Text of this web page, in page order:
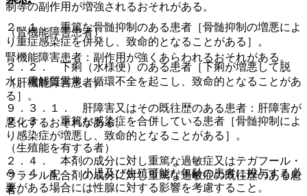
制等の副作用が増強されるおそれがある。
（腎機能障害患者）
腎機能障害患者：副作用が強くあらわれるおそれがある。
（肝機能障害患者）
９．３．１． 肝障害又はその既往歴のある患者：肝障害が
悪化するおそれがある。
（生殖能を有する者）
９．４．１． 小児及び生殖可能な年齢の患者に投与する必
要がある場合には性腺に対する影響を考慮すること。
２．１． 重篤な骨髄抑制のある患者［骨髄抑制の増悪によ
り重症感染症を併発し、致命的となることがある］。
２．２． 下痢（水様便）のある患者［下痢が増悪して脱
水、電解質異常、循環不全を起こし、致命的となることがあ
る］。
２．３． 重篤な感染症を合併している患者［骨髄抑制によ
り感染症が増悪し、致命的となることがある］。
２．４． 本剤の成分に対し重篤な過敏症又はテガフール・
ウラシル配合剤の成分に対し重篤な過敏症の既往歴のある患
者。